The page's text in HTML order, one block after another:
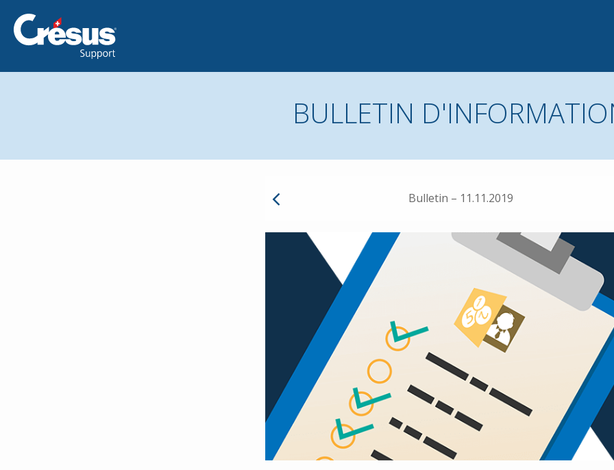
BULLETIN
Bulletin – 11.11.2019